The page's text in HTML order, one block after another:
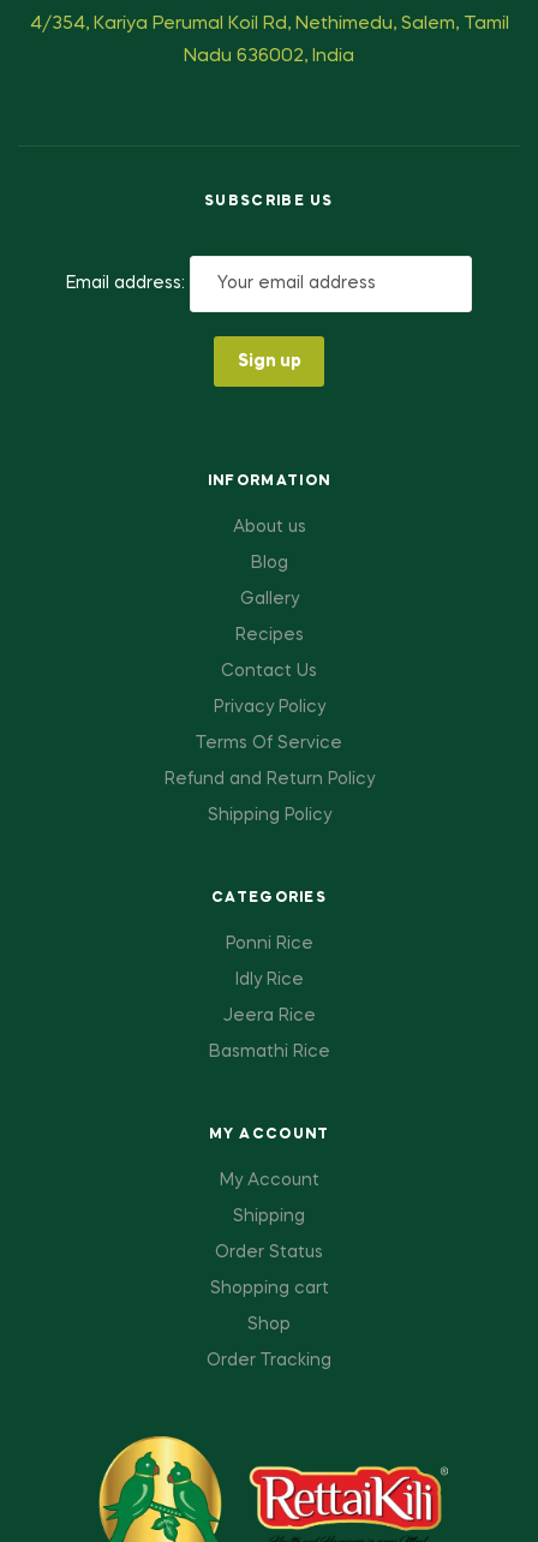
4/354, Kariya Perumal Koil Rd, Nethimedu, Salem, Tamil
Nadu 636002, India
SUBSCRIBE US
Email address:
INFORMATION
About us
Blog
Gallery
Recipes
Contact Us
Privacy Policy
Terms Of Service
Refund and Return Policy
Shipping Policy
CATEGORIES
Ponni Rice
Idly Rice
Jeera Rice
Basmathi Rice
MY ACCOUNT
My Account
Shipping
Order Status
Shopping cart
Shop
Order Tracking